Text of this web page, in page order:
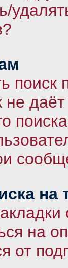
даёт
на
на
от